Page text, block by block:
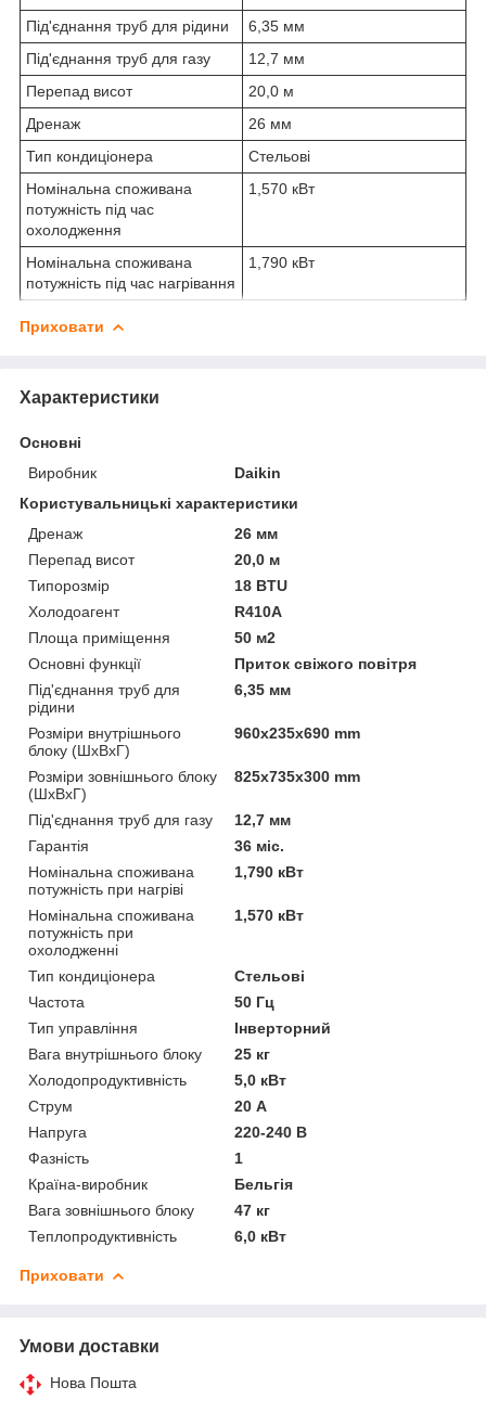
Під'єднання труб для рідини
6,35 мм
Під'єднання труб для газу
12,7 мм
Перепад висот
20,0 м
Дренаж
26 мм
Тип кондиціонера
Стельові
Номінальна споживана
потужність під час
охолодження
1,570 кВт
Номінальна споживана
потужність під час нагрівання
1,790 кВт
Приховати
Характеристики
Основні
Виробник
Daikin
Користувальницькі характеристики
Дренаж
26 мм
Перепад висот
20,0 м
Типорозмір
18 BTU
Холодоагент
R410A
Площа приміщення
50 м2
Основні функції
Приток свіжого повітря
Під'єднання труб для
рідини
6,35 мм
Розміри внутрішнього
блоку (ШхВхГ)
960x235x690 mm
Розміри зовнішнього блоку
(ШхВхГ)
825x735x300 mm
Під'єднання труб для газу
12,7 мм
Гарантія
36 міс.
Номінальна споживана
потужність при нагріві
1,790 кВт
Номінальна споживана
потужність при
охолодженні
1,570 кВт
Тип кондиціонера
Стельові
Частота
50 Гц
Тип управління
Інверторний
Вага внутрішнього блоку
25 кг
Холодопродуктивність
5,0 кВт
Струм
20 А
Напруга
220-240 В
Фазність
1
Країна-виробник
Бельгія
Вага зовнішнього блоку
47 кг
Теплопродуктивність
6,0 кВт
Приховати
Умови доставки
Нова Пошта